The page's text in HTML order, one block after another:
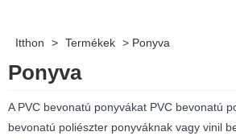
Itthon > Termékek > Ponyva
Ponyva
A PVC bevonatú ponyvákat PVC bevonatú
bevonatú poliészter ponyváknak vagy vinil